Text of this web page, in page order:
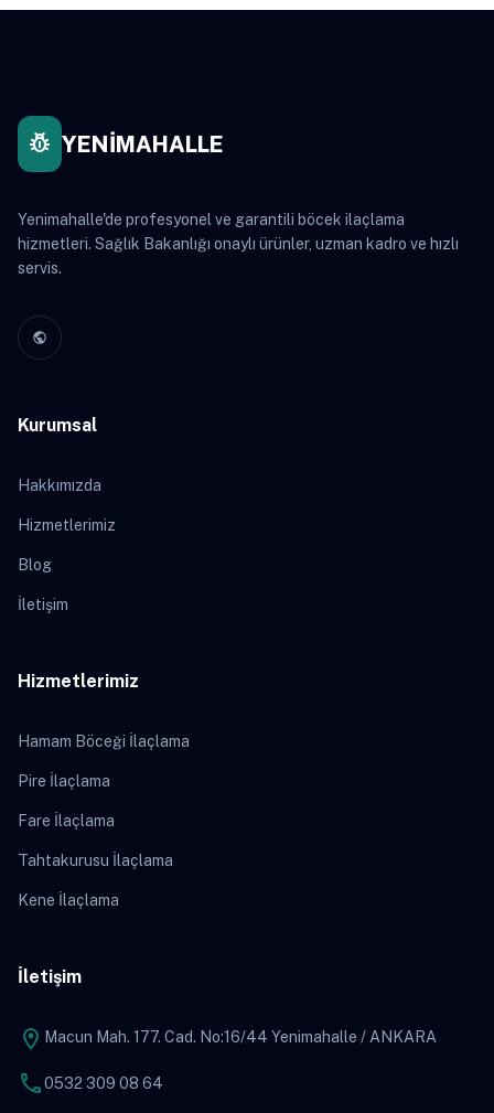
pest_control YENİMAHALLE
Yenimahalle'de profesyonel ve garantili böcek ilaçlama
hizmetleri. Sağlık Bakanlığı onaylı ürünler, uzman kadro ve hızlı
servis.
public
Kurumsal
Hakkımızda
Hizmetlerimiz
Blog
İletişim
Hizmetlerimiz
Hamam Böceği İlaçlama
Pire İlaçlama
Fare İlaçlama
Tahtakurusu İlaçlama
Kene İlaçlama
İletişim
location_on Macun Mah. 177. Cad. No:16/44 Yenimahalle / ANKARA
phone0532 309 08 64